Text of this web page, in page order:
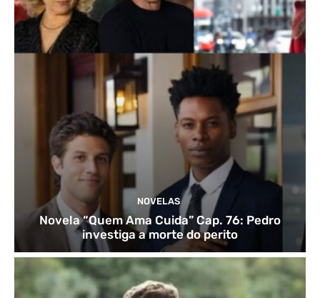
NOVELAS
Novela “Quem Ama Cuida” Cap. 76: Pedro
investiga a morte do perito